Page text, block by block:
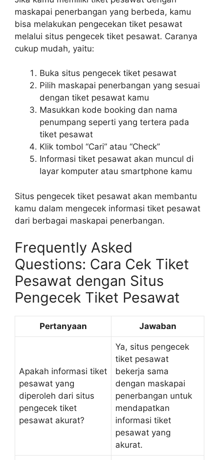
maskapai penerbangan yang berbeda, kamu
bisa melakukan pengecekan tiket pesawat
melalui situs pengecek tiket pesawat. Caranya
cukup mudah, yaitu:
Buka situs pengecek tiket pesawat
Pilih maskapai penerbangan yang sesuai
dengan tiket pesawat kamu
Masukkan kode booking dan nama
penumpang seperti yang tertera pada
tiket pesawat
Klik tombol “Cari” atau “Check”
Informasi tiket pesawat akan muncul di
layar komputer atau smartphone kamu
Situs pengecek tiket pesawat akan membantu
kamu dalam mengecek informasi tiket pesawat
dari berbagai maskapai penerbangan.
Frequently Asked
Questions: Cara Cek Tiket
Pesawat dengan Situs
Pengecek Tiket Pesawat
Pertanyaan Jawaban
Apakah informasi tiket
pesawat yang
diperoleh dari situs
pengecek tiket
pesawat akurat?
Ya, situs pengecek
tiket pesawat
bekerja sama
dengan maskapai
penerbangan untuk
mendapatkan
informasi tiket
pesawat yang
akurat.